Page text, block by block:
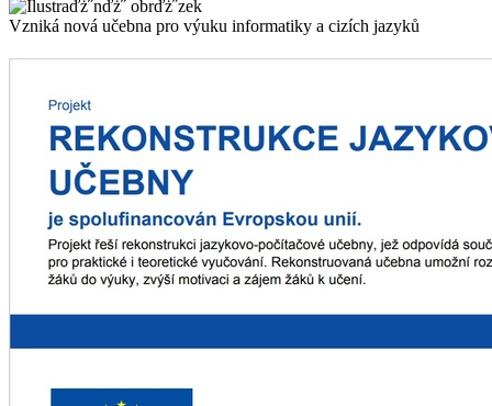
Vzniká nová učebna pro výuku informatiky a cizích jazyků